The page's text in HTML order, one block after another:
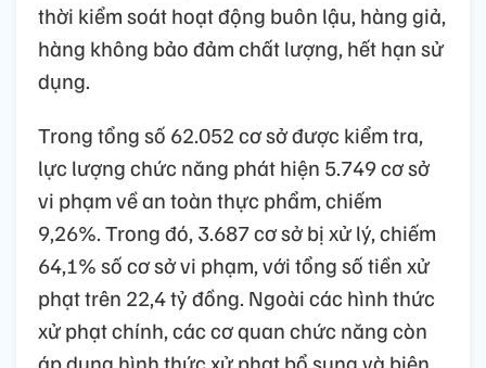
thời kiểm soát hoạt động buôn lậu, hàng giả,
hàng không bảo đảm chất lượng, hết hạn sử
dụng.
Trong tổng số 62.052 cơ sở được kiểm tra,
lực lượng chức năng phát hiện 5.749 cơ sở
vi phạm về an toàn thực phẩm, chiếm
9,26%. Trong đó, 3.687 cơ sở bị xử lý, chiếm
64,1% số cơ sở vi phạm, với tổng số tiền xử
phạt trên 22,4 tỷ đồng. Ngoài các hình thức
xử phạt chính, các cơ quan chức năng còn